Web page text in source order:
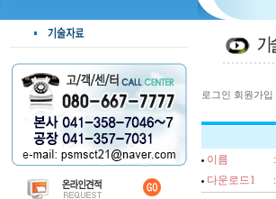
로그인 회원가입
이름 :
다운로드1
: